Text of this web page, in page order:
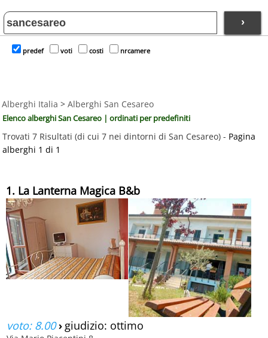
›
predef voti costi nrcamere
Alberghi Italia > Alberghi San Cesareo
Elenco alberghi San Cesareo | ordinati per predefiniti
Trovati 7 Risultati (di cui 7 nei dintorni di San Cesareo) - Pagina
alberghi 1 di 1
1. La Lanterna Magica B&b
voto: 8.00› giudizio: ottimo